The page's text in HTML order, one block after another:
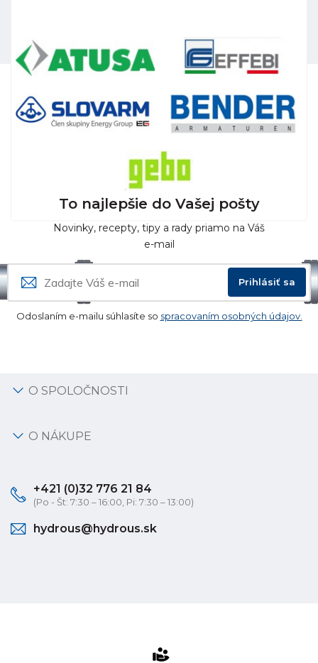
To najlepšie do Vašej pošty
Novinky, recepty, tipy a rady priamo na Váš
e-mail
Prihlásiť sa
Odoslaním e-mailu súhlasíte so spracovaním osobných údajov.
O SPOLOČNOSTI
O NÁKUPE
+421 (0)32 776 21 84
(Po - Št: 7:30 – 16:00, Pi: 7:30 – 13:00)
hydrous@hydrous.sk